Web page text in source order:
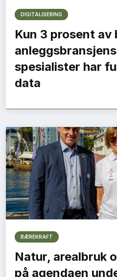
DIGITALISERING
Kun 3 prosent av
spesialister har
data
BÆREKRAFT
Natur, arealbruk
på agendaen